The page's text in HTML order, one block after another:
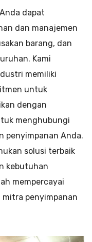
dapat
dan manajemen
barang, dan
Kami
memiliki
untuk
dengan
menghubungi
penyimpanan Anda.
solusi terbaik
kebutuhan
mempercayai
mitra penyimpanan